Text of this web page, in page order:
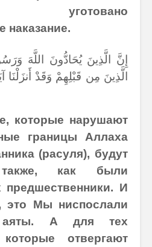
уготовано
наказание.
الَّذِينَ مِن قَبْلِهِمْ وَقَدْ أَنزَلْنَا
которые нарушают
границы Аллаха
(расуля), будут
как были
И
это Мы ниспослали
аяты. А для тех
отвергают